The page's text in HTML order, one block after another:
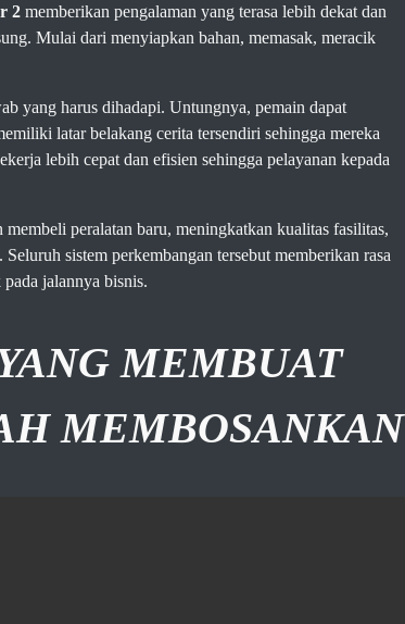
2 memberikan pengalaman yang terasa lebih dekat dan
Mulai dari menyiapkan bahan, memasak, meracik
yang harus dihadapi. Untungnya, pemain dapat
latar belakang cerita tersendiri sehingga mereka
lebih cepat dan efisien sehingga pelayanan kepada
peralatan baru, meningkatkan kualitas fasilitas,
sistem perkembangan tersebut memberikan rasa
jalannya bisnis.
MEMBUAT
MEMBOSANKAN